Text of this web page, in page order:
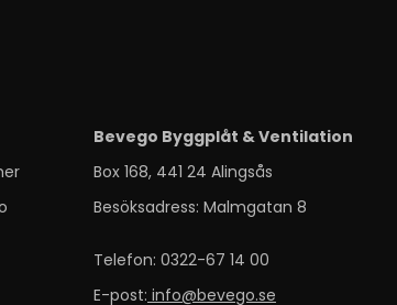
Bevego Byggplåt & Ventilation
Box 168, 441 24 Alingsås
Besöksadress: Malmgatan 8
Telefon: 0322-67 14 00
E-post: info@bevego.se